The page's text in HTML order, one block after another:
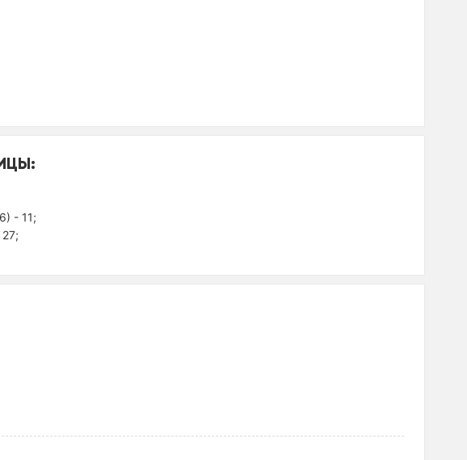
- 11;